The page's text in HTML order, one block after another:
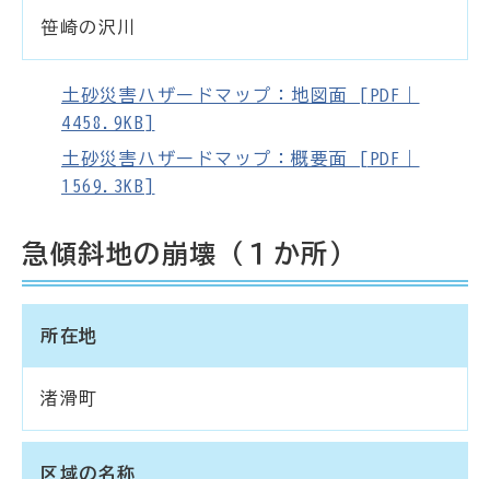
笹崎の沢川
土砂災害ハザードマップ：地図面 [PDF｜
4458.9KB]
土砂災害ハザードマップ：概要面 [PDF｜
1569.3KB]
急傾斜地の崩壊（１か所）
所在地
渚滑町
区域の名称